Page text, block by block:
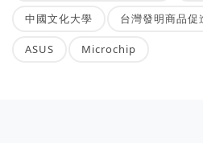
中國文化大學 台灣發明商品促
ASUS Microchip